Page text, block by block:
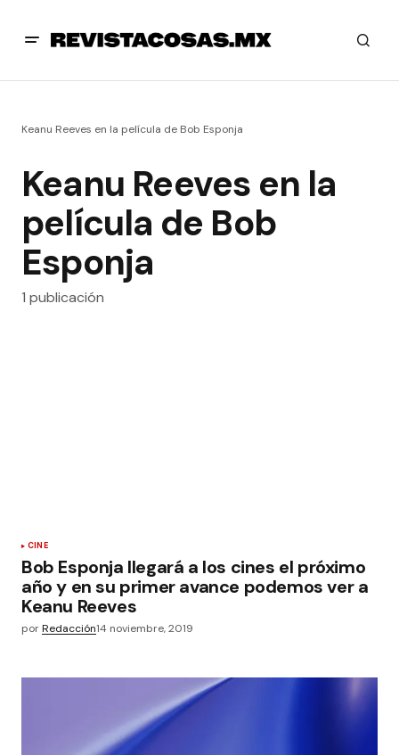
Keanu Reeves en la película de Bob Esponja
Keanu Reeves en la
película de Bob
Esponja
1 publicación
CINE
Bob Esponja llegará a los cines el próximo
año y en su primer avance podemos ver a
Keanu Reeves
porRedacción14 noviembre, 2019